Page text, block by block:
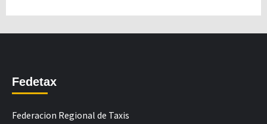
Fedetax
Federacion Regional de Taxis